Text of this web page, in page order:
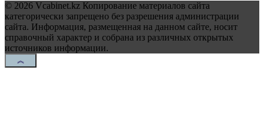
© 2026 Vcabinet.kz Копирование материалов сайта
категорически запрещено без разрешения администрации
сайта. Информация, размещенная на данном сайте, носит
справочный характер и собрана из различных открытых
источников информации.